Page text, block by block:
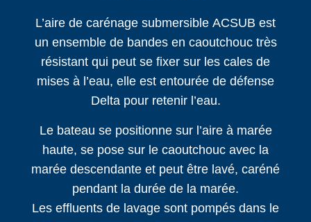
L’aire de carénage submersible ACSUB est
un ensemble de bandes en caoutchouc très
résistant qui peut se fixer sur les cales de
mises à l’eau, elle est entourée de défense
Delta pour retenir l’eau.
Le bateau se positionne sur l’aire à marée
haute, se pose sur le caoutchouc avec la
marée descendante et peut être lavé, caréné
pendant la durée de la marée.
Les effluents de lavage sont pompés dans le